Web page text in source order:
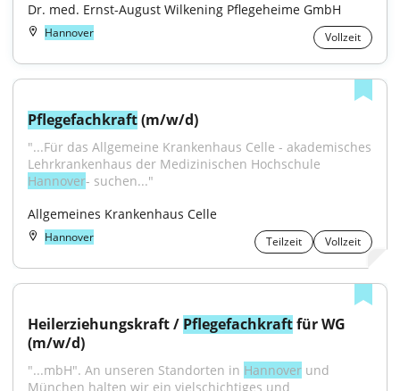
Dr. med. Ernst-August Wilkening Pflegeheime GmbH
Hannover Vollzeit
Pflegefachkraft (m/w/d)
"...Für das Allgemeine Krankenhaus Celle - akademisches
Hannover- suchen..."
Allgemeines Krankenhaus Celle
Hannover Teilzeit Vollzeit
Heilerziehungskraft / Pflegefachkraft für WG
(m/w/d)
"...mbH". An unseren Standorten in Hannover und
München halten wir ein vielschichtiges und